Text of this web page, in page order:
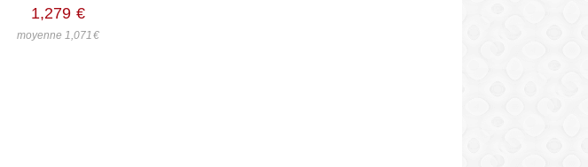
1,279 €
moyenne 1,071€